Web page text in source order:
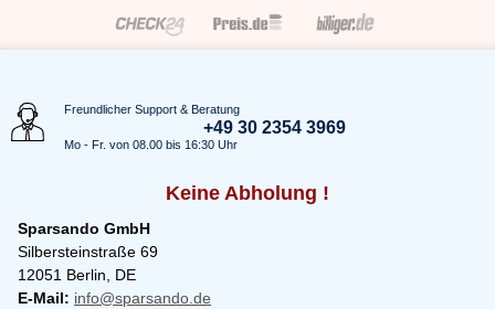
Freundlicher Support & Beratung
+49 30 2354 3969
Mo - Fr. von 08.00 bis 16:30 Uhr
Keine Abholung !
Sparsando GmbH
Silbersteinstraße 69
12051 Berlin, DE
E-Mail: info@sparsando.de